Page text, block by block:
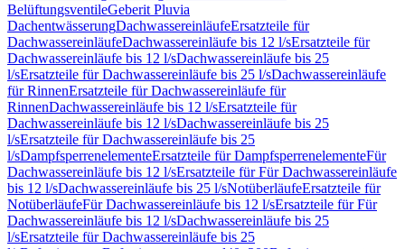
BelüftungsventileGeberit Pluvia
DachentwässerungDachwassereinläufeErsatzteile für
DachwassereinläufeDachwassereinläufe bis 12 l/sErsatzteile für
Dachwassereinläufe bis 12 l/sDachwassereinläufe bis 25
l/sErsatzteile für Dachwassereinläufe bis 25 l/sDachwassereinläufe
für RinnenErsatzteile für Dachwassereinläufe für
RinnenDachwassereinläufe bis 12 l/sErsatzteile für
Dachwassereinläufe bis 12 l/sDachwassereinläufe bis 25
l/sErsatzteile für Dachwassereinläufe bis 25
l/sDampfsperrenelementeErsatzteile für DampfsperrenelementeFür
Dachwassereinläufe bis 12 l/sErsatzteile für Für Dachwassereinläufe
bis 12 l/sDachwassereinläufe bis 25 l/sNotüberläufeErsatzteile für
NotüberläufeFür Dachwassereinläufe bis 12 l/sErsatzteile für Für
Dachwassereinläufe bis 12 l/sDachwassereinläufe bis 25
l/sErsatzteile für Dachwassereinläufe bis 25